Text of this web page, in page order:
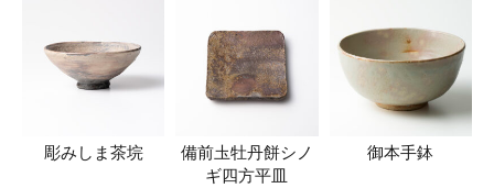
彫みしま茶垸
備前圡牡丹餅シノ
ギ四方平皿
御本手鉢